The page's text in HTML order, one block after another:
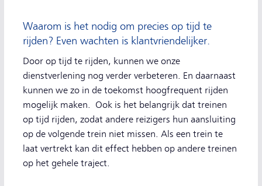
Waarom is het nodig om precies op tijd te
rijden? Even wachten is klantvriendelijker.
Door op tijd te rijden, kunnen we onze
dienstverlening nog verder verbeteren. En daarnaast
kunnen we zo in de toekomst hoogfrequent rijden
mogelijk maken. Ook is het belangrijk dat treinen
op tijd rijden, zodat andere reizigers hun aansluiting
op de volgende trein niet missen. Als een trein te
laat vertrekt kan dit effect hebben op andere treinen
op het gehele traject.